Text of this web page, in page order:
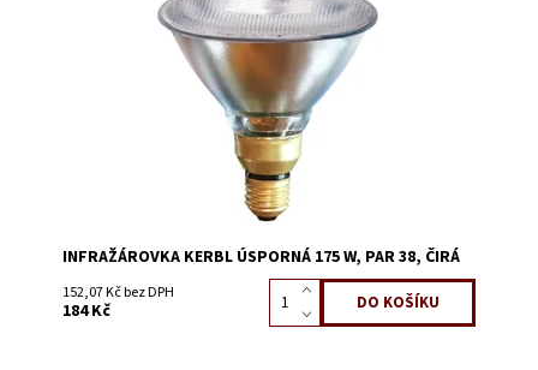
Skladem 14
0976O
INFRAŽÁROVKA KERBL ÚSPORNÁ 175 W, PAR 38, ČIRÁ
152,07 Kč bez DPH
184 Kč